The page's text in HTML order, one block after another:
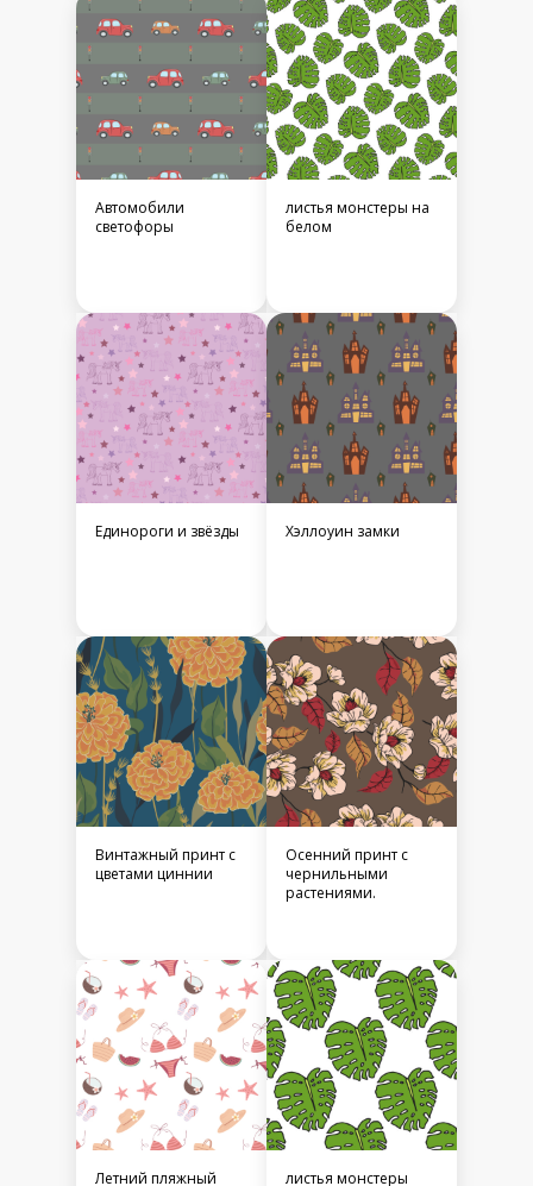
Автомобили
светофоры
листья монстеры на
белом
Единороги и звёзды Хэллоуин замки
Винтажный принт с
цветами циннии
Осенний принт с
чернильными
растениями.
Летний пляжный листья монстеры